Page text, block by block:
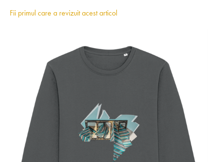
Fii primul care a revizuit acest articol